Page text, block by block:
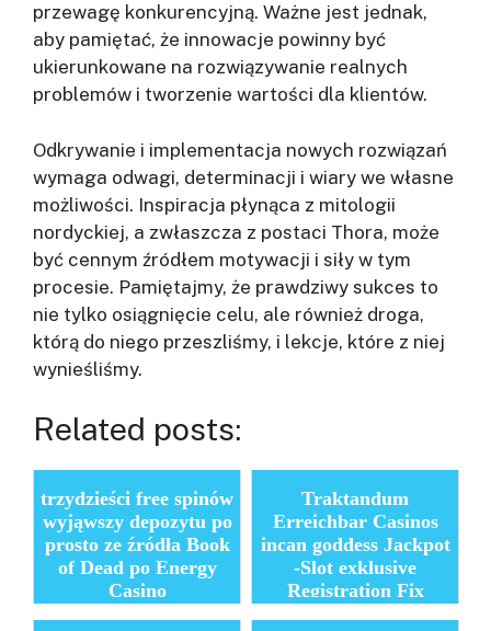
przewagę konkurencyjną. Ważne jest jednak,
aby pamiętać, że innowacje powinny być
ukierunkowane na rozwiązywanie realnych
problemów i tworzenie wartości dla klientów.
Odkrywanie i implementacja nowych rozwiązań
wymaga odwagi, determinacji i wiary we własne
możliwości. Inspiracja płynąca z mitologii
nordyckiej, a zwłaszcza z postaci Thora, może
być cennym źródłem motywacji i siły w tym
procesie. Pamiętajmy, że prawdziwy sukces to
nie tylko osiągnięcie celu, ale również droga,
którą do niego przeszliśmy, i lekcje, które z niej
wynieśliśmy.
Related posts:
trzydzieści free spinów
wyjąwszy depozytu po
prosto ze źródła Book
of Dead po Energy
Casino
Traktandum
Erreichbar Casinos
incan goddess Jackpot
-Slot exklusive
Registration Fix